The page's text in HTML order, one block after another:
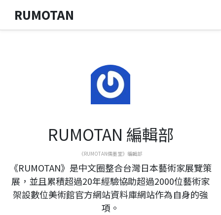
RUMOTAN
RUMOTAN 編輯部
《RUMOTAN儒墨堂》編輯部
《RUMOTAN》是中文圈整合台灣日本藝術家展覽策
展，並且累積超過20年經驗協助超過2000位藝術家
架設數位美術館官方網站資料庫網站作為自身的強
項。